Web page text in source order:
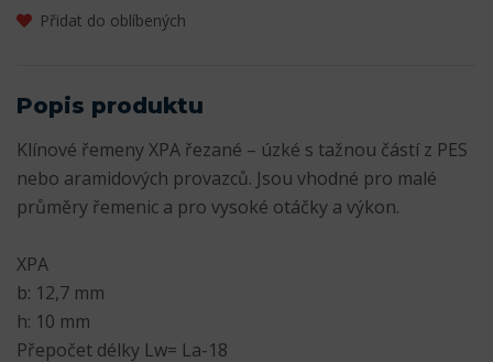
Přidat do oblíbených
Popis produktu
Klínové řemeny XPA řezané – úzké s tažnou částí z PES
nebo aramidových provazců. Jsou vhodné pro malé
průměry řemenic a pro vysoké otáčky a výkon.
XPA
b: 12,7 mm
h: 10 mm
Přepočet délky Lw= La-18